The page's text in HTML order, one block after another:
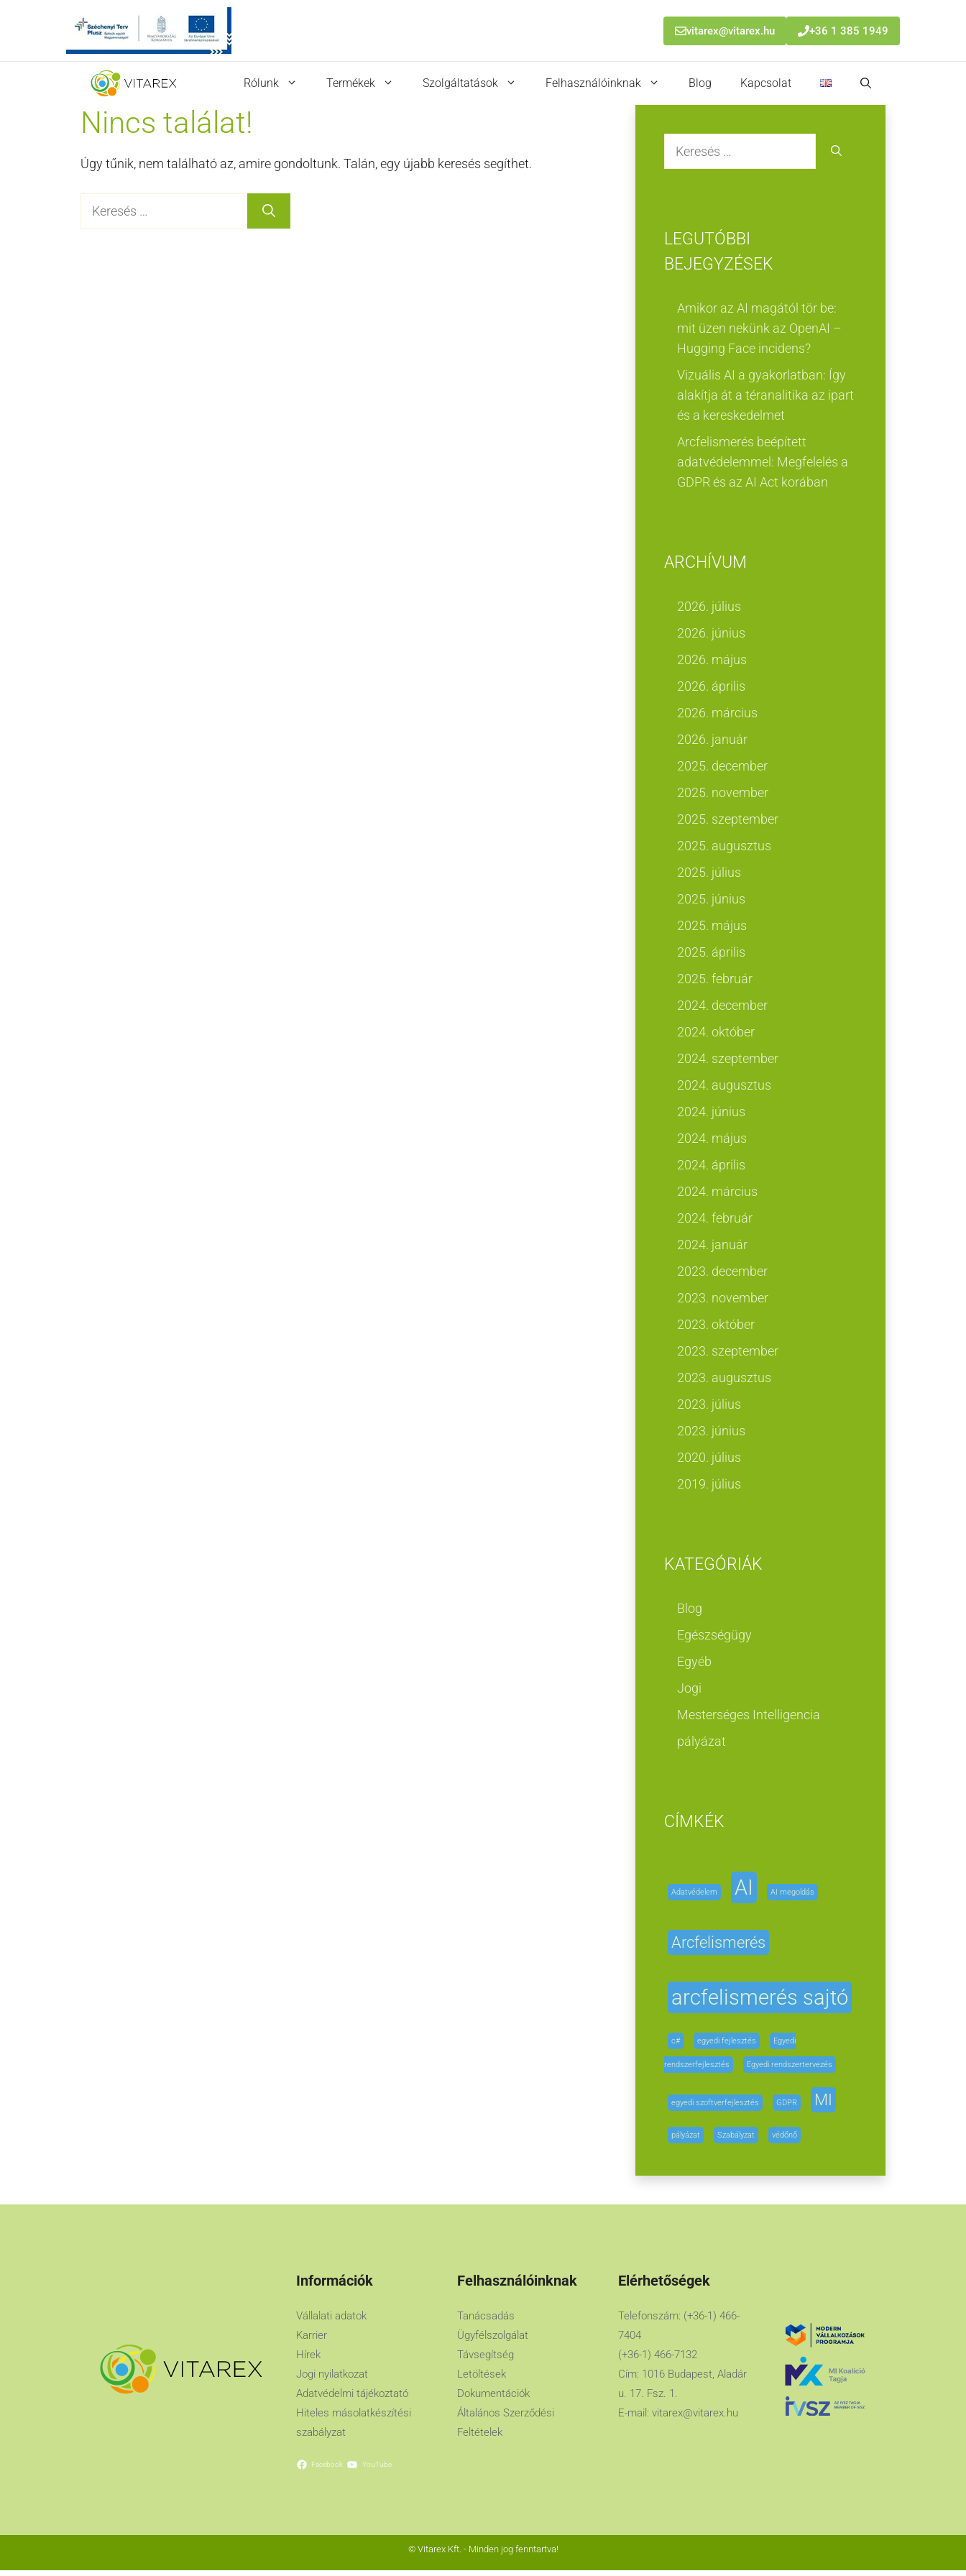
vitarex@vitarex.hu +36 1 385 1949
Rólunk Termékek Szolgáltatások Felhasználóinknak Blog Kapcsolat
Nincs találat!
Úgy tűnik, nem található az, amire gondoltunk. Talán, egy újabb keresés segíthet.
LEGUTÓBBI
BEJEGYZÉSEK
Amikor az AI magától tör be:
mit üzen nekünk az OpenAI –
Hugging Face incidens?
Vizuális AI a gyakorlatban: Így
alakítja át a téranalitika az ipart
és a kereskedelmet
Arcfelismerés beépített
adatvédelemmel: Megfelelés a
GDPR és az AI Act korában
ARCHÍVUM
2026. július
2026. június
2026. május
2026. április
2026. március
2026. január
2025. december
2025. november
2025. szeptember
2025. augusztus
2025. július
2025. június
2025. május
2025. április
2025. február
2024. december
2024. október
2024. szeptember
2024. augusztus
2024. június
2024. május
2024. április
2024. március
2024. február
2024. január
2023. december
2023. november
2023. október
2023. szeptember
2023. augusztus
2023. július
2023. június
2020. július
2019. július
KATEGÓRIÁK
Blog
Egészségügy
Egyéb
Jogi
Mesterséges Intelligencia
pályázat
CÍMKÉK
Adatvédelem AI AI megoldás
Arcfelismerés
arcfelismerés sajtó
c# egyedi fejlesztés Egyedi
rendszerfejlesztés Egyedi rendszertervezés
egyedi szoftverfejlesztés GDPR MI
pályázat Szabályzat védőnő
Információk
Vállalati adatok
Karrier
Hírek
Jogi nyilatkozat
Adatvédelmi tájékoztató
Hiteles másolatkészítési
szabályzat
Facebook YouTube
Felhasználóinknak
Tanácsadás
Ügyfélszolgálat
Távsegítség
Letöltések
Dokumentációk
Általános Szerződési
Feltételek
Elérhetőségek
Telefonszám: (+36-1) 466-
7404
(+36-1) 466-7132
Cím: 1016 Budapest, Aladár
u. 17. Fsz. 1.
E-mail: vitarex@vitarex.hu
© Vitarex Kft. - Minden jog fenntartva!